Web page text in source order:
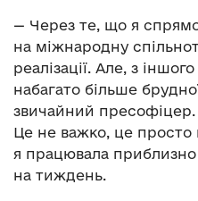
— Через те, що я
на міжнародну
реалізації. Але, з
набагато більше
звичайний
Це не важко, це просто
я працювала
на тиждень.